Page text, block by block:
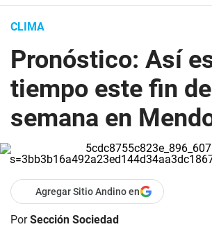
CLIMA
Pronóstico: Así
tiempo este fin de
semana en
Agregar Sitio Andino en
PorSección Sociedad